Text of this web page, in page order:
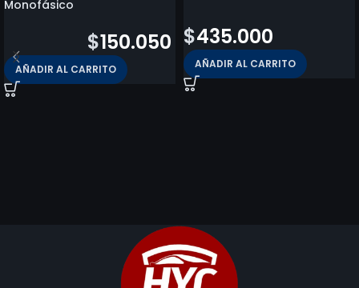
Monofásico
$150.050
AÑADIR AL CARRITO
$435.000
AÑADIR AL CARRITO